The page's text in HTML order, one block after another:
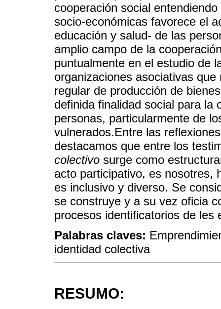
cooperación social
socio-económicas favorece el
educación y salud- de las
amplio campo de la
puntualmente en el estudio de
organizaciones asociativas
regular de producción de
definida finalidad social para la
personas, particularmente de
vulnerados.Entre las
destacamos que entre los
colectivo surge como
acto participativo, es nosotres,
es inclusivo y diverso. Se
se construye y a su vez oficia
procesos identificatorios de les
Palabras claves:
identidad colectiva
RESUMO: